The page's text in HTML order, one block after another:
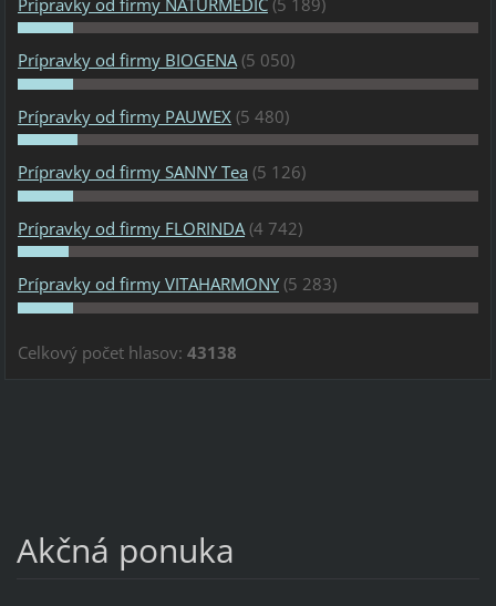
Prípravky od firmy BIOGENA (5 050)
Prípravky od firmy PAUWEX (5 480)
Prípravky od firmy SANNY Tea (5 126)
Prípravky od firmy FLORINDA (4 742)
Prípravky od firmy VITAHARMONY (5 283)
Celkový počet hlasov: 43138
Akčná ponuka